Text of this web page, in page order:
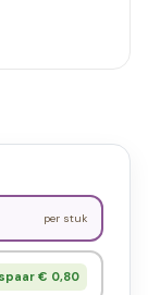
per stuk
€ 0,80